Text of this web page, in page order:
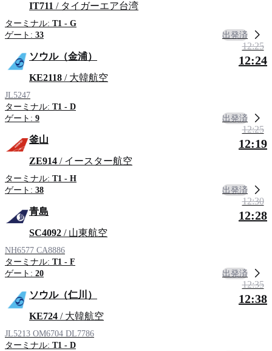
IT711 / タイガーエア台湾
ターミナル: T1 - G
ゲート: 33 出発済
ソウル（金浦）
KE2118 / 大韓航空
JL5247
ターミナル: T1 - D
ゲート: 9
12:25
12:24
出発済
釜山
ZE914 / イースター航空
ターミナル: T1 - H
ゲート: 38
12:25
12:19
出発済
青島
SC4092 / 山東航空
NH6577 CA8886
ターミナル: T1 - F
ゲート: 20
12:30
12:28
出発済
ソウル（仁川）
KE724 / 大韓航空
JL5213 OM6704 DL7786
ターミナル: T1 - D
12:35
12:38